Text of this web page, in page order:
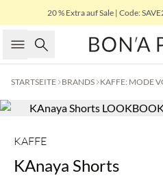
20 % Extra auf Sale | Code:
Suche
STARTSEITE BRANDS KAFFE: MODE
KAFFE
KAnaya Shorts